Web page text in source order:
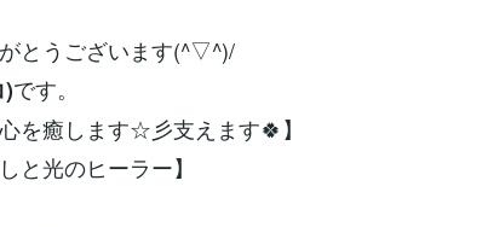
とうございます(^▽^)/
です。
を癒します☆彡支えます🍀】
と光のヒーラー】